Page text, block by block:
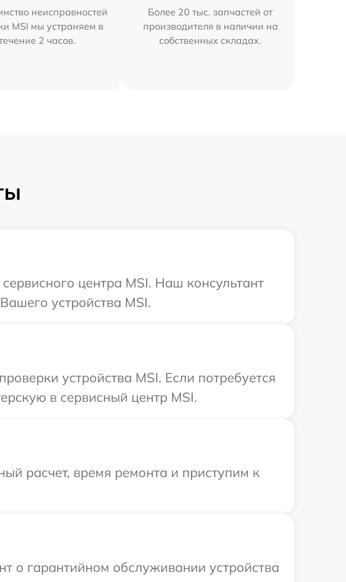
неисправностей
MSI мы устраняем в
2 часов.
Более 20 тыс. запчастей от
производителя в наличии на
собственных складах.
центра MSI. Наш консультант
устройства MSI.
устройства MSI. Если потребуется
в сервисный центр MSI.
расчет, время ремонта и приступим к
о гарантийном обслуживании устройства